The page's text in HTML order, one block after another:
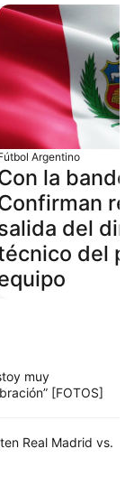
Argentino
la
del
del
muy
[FOTOS]
Real Madrid vs.